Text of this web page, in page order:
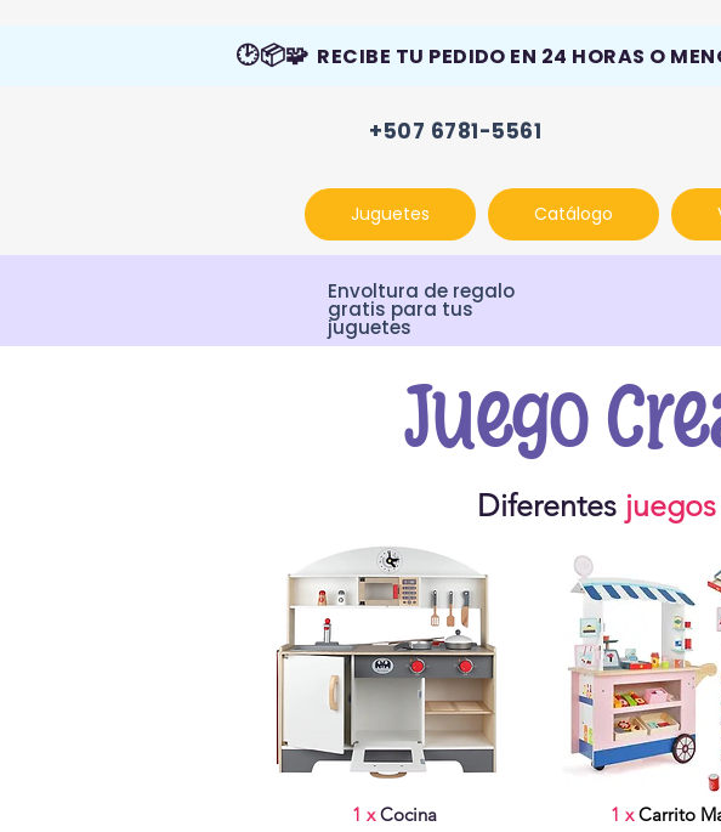
🕑📦🧩 RECIBE TU PEDIDO EN 24 HORAS O
+507 6781-5561
Juguetes Catálogo
Envoltura de regalo
gratis para tus
juguetes
Juego
Diferentes
1 xCocina 1 x Carrito